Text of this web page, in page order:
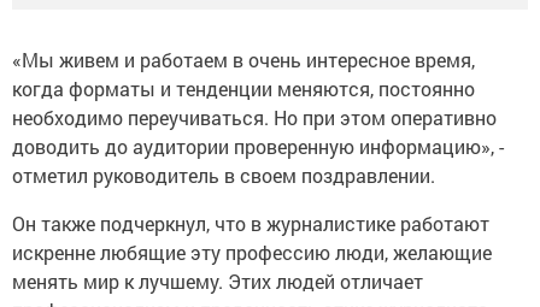
«Мы живем и работаем в очень интересное время,
когда форматы и тенденции меняются, постоянно
необходимо переучиваться. Но при этом оперативно
доводить до аудитории проверенную информацию», -
отметил руководитель в своем поздравлении.
Он также подчеркнул, что в журналистике работают
искренне любящие эту профессию люди, желающие
менять мир к лучшему. Этих людей отличает